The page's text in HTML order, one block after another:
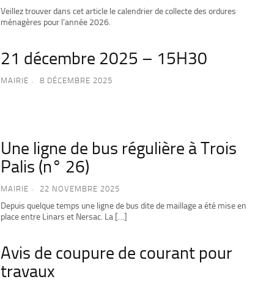
Veillez trouver dans cet article le calendrier de collecte des ordures
ménagères pour l’année 2026.
21 décembre 2025 – 15H30
MAIRIE 8 DÉCEMBRE 2025
Une ligne de bus régulière à Trois
Palis (n° 26)
MAIRIE 22 NOVEMBRE 2025
Depuis quelque temps une ligne de bus dite de maillage a été mise en
place entre Linars et Nersac. La […]
Avis de coupure de courant pour
travaux